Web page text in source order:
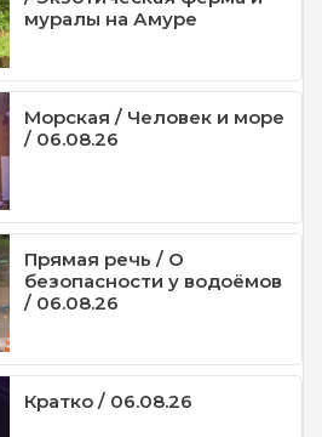
муралы на Амуре
Морская / Человек и море
/ 06.08.26
Прямая речь / О
безопасности у водоёмов
/ 06.08.26
Кратко / 06.08.26